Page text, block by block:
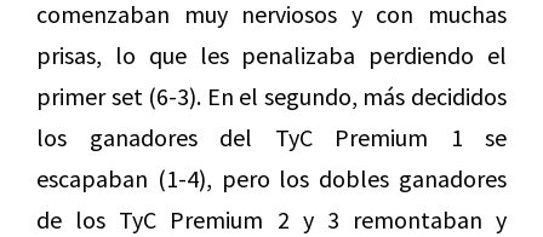
comenzaban muy nerviosos y con muchas
prisas, lo que les penalizaba perdiendo el
primer set (6-3). En el segundo, más decididos
los ganadores del TyC Premium 1 se
escapaban (1-4), pero los dobles ganadores
de los TyC Premium 2 y 3 remontaban y